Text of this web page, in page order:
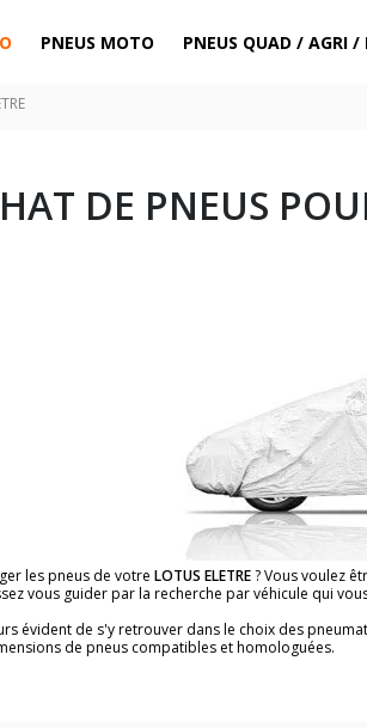
PNEUS MOTO PNEUS QUAD / AGRI /
DE PNEUS
les pneus de votre LOTUS ELETRE? Vous voulez
vous guider par la recherche par véhicule qui
évident de s'y retrouver dans le choix des
de pneus compatibles et homologuées.
sur l'étiquette collée à l'intérieur de la portière